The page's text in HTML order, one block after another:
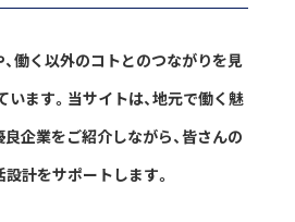
働く以外のコトとのつながりを見
ます。 当サイトは、地元で働く魅
企業をご紹介しながら、皆さんの
計をサポートします。